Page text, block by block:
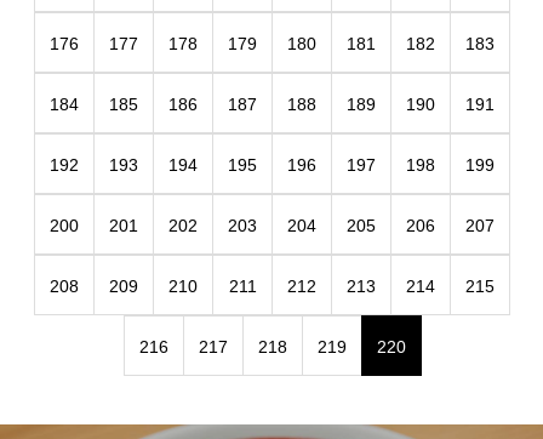
176 177 178 179 180 181 182 183
184 185 186 187 188 189 190 191
192 193 194 195 196 197 198 199
200 201 202 203 204 205 206 207
208 209 210 211 212 213 214 215
216 217 218 219 220